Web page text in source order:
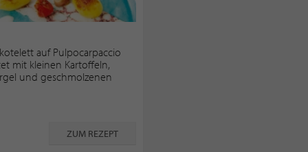
auf Pulpocarpaccio
mit kleinen Kartoffeln,
und geschmolzenen
ZUM REZEPT